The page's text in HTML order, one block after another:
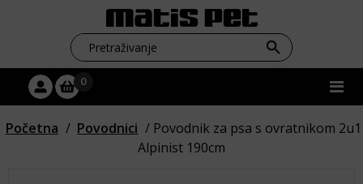
Main Navigation
0
Početna / Povodnici / Povodnik za psa s ovratnikom 2u1
Alpinist 190cm